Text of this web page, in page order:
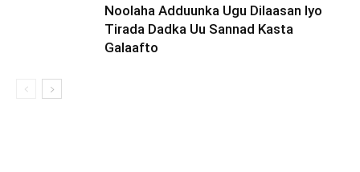
Noolaha Adduunka Ugu Dilaasan Iyo
Tirada Dadka Uu Sannad Kasta
Galaafto